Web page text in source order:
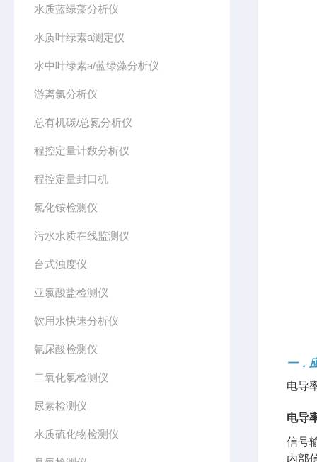
水质蓝绿藻分析仪
水质叶绿素a测定仪
水中叶绿素a/蓝绿藻分析仪
游离氯分析仪
总有机碳/总氮分析仪
程控定量计数分析仪
程控定量封口机
氯化铵检测仪
污水水质在线监测仪
台式浊度仪
亚氯酸盐检测仪
饮用水快速分析仪
氰尿酸检测仪
二氧化氯检测仪
尿素检测仪
水质硫化物检测仪
一．
电导
电导
信号
内部